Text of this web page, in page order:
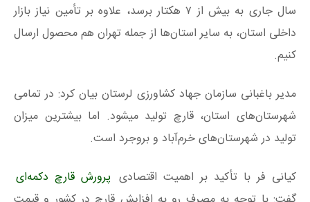
سال جاری به بیش از ۷ هکتار برسد، علاوه بر تأمین نیاز بازار
داخلی استان، به سایر استان‌ها از جمله تهران هم محصول ارسال
کنیم.
مدیر باغبانی سازمان جهاد کشاورزی لرستان بیان کرد: در تمامی
شهرستان‌های استان، قارچ تولید میشود. اما بیشترین میزان
تولید در شهرستان‌های خرم‌آباد و بروجرد است.
کیانی فر با تأکید بر اهمیت اقتصادی پرورش قارچ دکمه‌ای